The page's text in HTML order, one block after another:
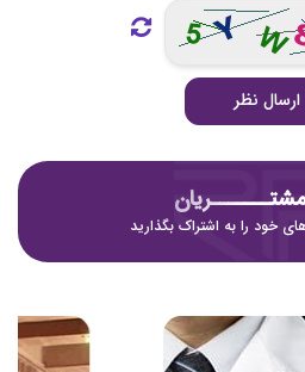
ارسال نظر
خود را به اشتراک بگذارید